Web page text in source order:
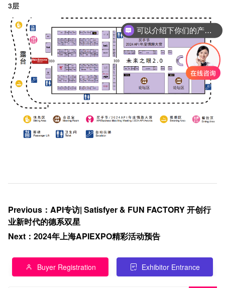
3层
Previous ： API专访| Satisfyer & FUN FACTORY 开创行
业新时代的德系双星
Next ： 2024年上海APIEXPO精彩活动预告
Buyer Registration Exhibitor Entrance
可以介绍下你们的产品么